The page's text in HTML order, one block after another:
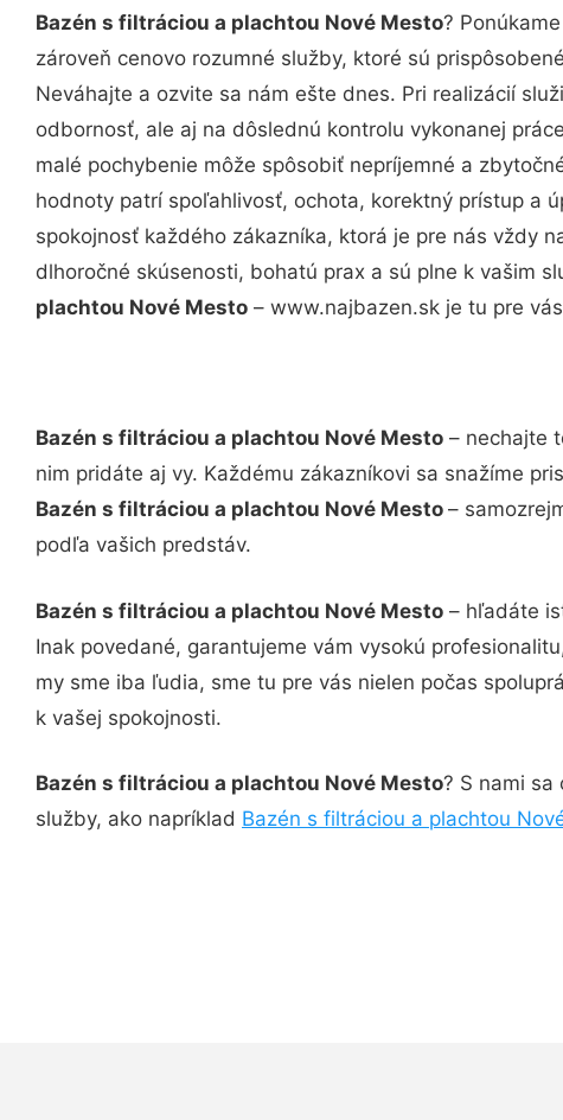
Bazén s filtráciou a plachtou Nové Mesto?
zároveň cenovo rozumné služby, ktoré sú
Neváhajte a ozvite sa nám ešte dnes. Pri realizácií
odbornosť, ale aj na dôslednú kontrolu vykonanej
malé pochybenie môže spôsobiť nepríjemné a
hodnoty patrí spoľahlivosť, ochota, korektný prístup a
spokojnosť každého zákazníka, ktorá je pre nás vždy
dlhoročné skúsenosti, bohatú prax a sú plne k vašim
plachtou Nové Mesto – www.najbazen.sk je tu pre
Bazén s filtráciou a plachtou Nové Mesto – nechajte
nim pridáte aj vy. Každému zákazníkovi sa snažíme
Bazén s filtráciou a plachtou Nové Mesto –
podľa vašich predstáv.
Bazén s filtráciou a plachtou Nové Mesto – hľadáte
Inak povedané, garantujeme vám vysokú
my sme iba ľudia, sme tu pre vás nielen počas
k vašej spokojnosti.
Bazén s filtráciou a plachtou Nové Mesto? S nami
služby, ako napríklad Bazén s filtráciou a plachtou